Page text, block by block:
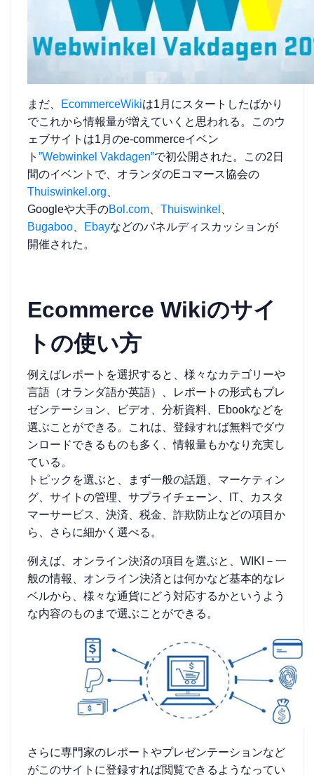
まだ、 EcommerceWikiは1月にスタートしたばかり
でこれから情報量が増えていくと思われる。このウ
ェブサイトは1月のe-commerceイベン
ト ”Webwinkel Vakdagen”で初公開された。この2日
間のイベントで、オランダのEコマース協会の
Thuiswinkel.org
Googleや大手のBol.com Thuiswinkel
Bugaboo
Ebayなどのパネルディスカッションが
開催された。
Ecommerce Wikiのサイ
トの使い方
例えばレポートを選択すると、様々なカテゴリーや
言語（オランダ語か英語）、レポートの形式もプレ
ゼンテーション、ビデオ、分析資料、Ebookなどを
選ぶことができる。これは、登録すれば無料でダウ
ンロードできるものも多く、情報量もかなり充実し
ている。
トピックを選ぶと、まず一般の話題、マーケティン
グ、サイトの管理、サプライチェーン、IT、カスタ
マーサービス、決済、税金、詐欺防止などの項目か
ら、さらに細かく選べる。
例えば、オンライン決済の項目を選ぶと、WIKI－一
般の情報、オンライン決済とは何かなど基本的なレ
ベルから、様々な通貨にどう対応するかというよう
な内容のものまで選ぶことができる。
さらに専門家のレポートやプレゼンテーションなど
がこのサイトに登録すれば閲覧できるようなってい